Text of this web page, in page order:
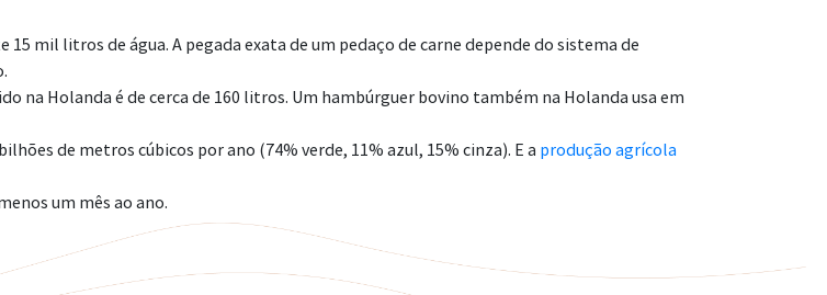
mil litros de água. A pegada exata de um pedaço de carne depende do sistema de
na Holanda é de cerca de 160 litros. Um hambúrguer bovino também na Holanda usa em
de metros cúbicos por ano (74% verde, 11% azul, 15% cinza). E a produção agrícola
um mês ao ano.